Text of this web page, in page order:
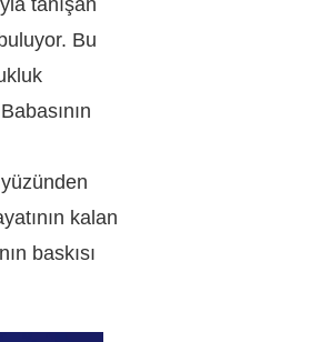
tanışan
Bu
kalan
baskısı